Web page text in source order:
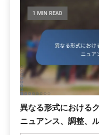
1 MIN READ
異なる形式における
ニュアンス、調整、